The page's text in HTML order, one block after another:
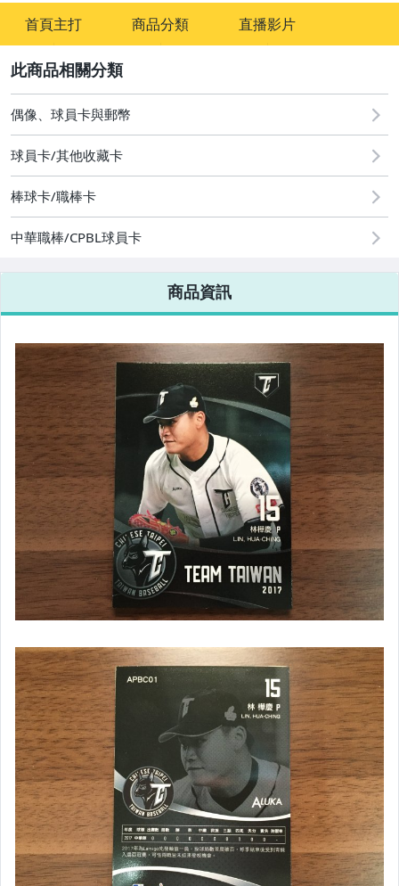
首頁主打 商品分類 直播影片
偶像、球員卡與郵幣
球員卡/其他收藏卡
棒球卡/職棒卡
中華職棒/CPBL球員卡
商品資訊